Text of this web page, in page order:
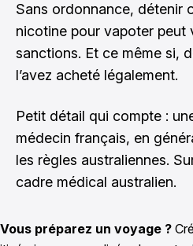
Sans ordonnance, détenir
nicotine pour vapoter peut
sanctions. Et ce même si,
l’avez acheté légalement.
Petit détail qui compte :
médecin français, en
les règles australiennes.
cadre médical australien.
Vous préparez un voyage ?